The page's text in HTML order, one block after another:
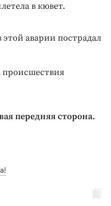
в кювет.
аварии пострадал
происшествия
передняя сторона.